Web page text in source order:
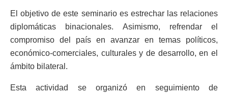
El objetivo de este seminario es estrechar las relaciones
diplomáticas binacionales. Asimismo, refrendar el
compromiso del país en avanzar en temas políticos,
económico-comerciales, culturales y de desarrollo, en el
ámbito bilateral.
Esta actividad se organizó en seguimiento de